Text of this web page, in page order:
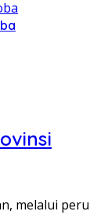
melalui